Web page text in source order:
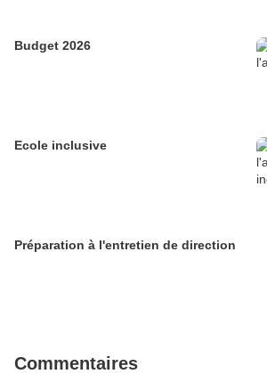
Budget 2026
Ecole inclusive
Préparation à l'entretien de direction
Commentaires